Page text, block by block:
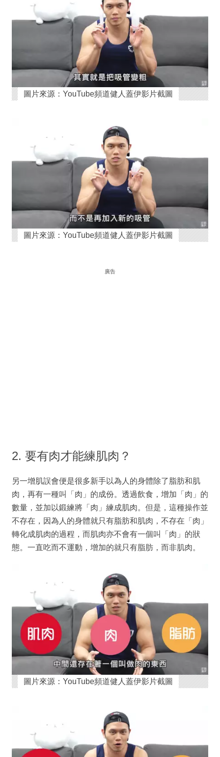
圖片來源：YouTube頻道健人蓋伊影片截圖
圖片來源：YouTube頻道健人蓋伊影片截圖
廣告
2. 要有肉才能練肌肉？
另一增肌誤會便是很多新手以為人的身體除了脂肪和肌
肉，再有一種叫「肉」的成份。透過飲食，增加「肉」的
數量，並加以鍛練將「肉」練成肌肉。但是，這種操作並
不存在，因為人的身體就只有脂肪和肌肉，不存在「肉」
轉化成肌肉的過程，而肌肉亦不會有一個叫「肉」的狀
態。一直吃而不運動，增加的就只有脂肪，而非肌肉。
圖片來源：YouTube頻道健人蓋伊影片截圖